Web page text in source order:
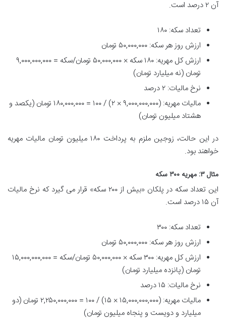
آن ۲ درصد است.
تعداد سکه: ۱۸۰
ارزش روز هر سکه: ۵۰,۰۰۰,۰۰۰ تومان
ارزش کل مهریه: ۱۸۰ سکه × ۵۰,۰۰۰,۰۰۰ تومان/سکه = ۹,۰۰۰,۰۰۰,۰۰۰
تومان (نه میلیارد تومان)
نرخ مالیات: ۲ درصد
مالیات مهریه: (۹,۰۰۰,۰۰۰,۰۰۰ × ۲) / ۱۰۰ = ۱۸۰,۰۰۰,۰۰۰ تومان (یکصد و
هشتاد میلیون تومان)
در این حالت، زوجین ملزم به پرداخت ۱۸۰ میلیون تومان مالیات مهریه
خواهند بود.
مثال ۳: مهریه ۳۰۰ سکه
این تعداد سکه در پلکان «بیش از ۲۰۰ سکه» قرار می گیرد که نرخ مالیات
آن ۱۵ درصد است.
تعداد سکه: ۳۰۰
ارزش روز هر سکه: ۵۰,۰۰۰,۰۰۰ تومان
ارزش کل مهریه: ۳۰۰ سکه × ۵۰,۰۰۰,۰۰۰ تومان/سکه = ۱۵,۰۰۰,۰۰۰,۰۰۰
تومان (پانزده میلیارد تومان)
نرخ مالیات: ۱۵ درصد
مالیات مهریه: (۱۵,۰۰۰,۰۰۰,۰۰۰ × ۱۵) / ۱۰۰ = ۲,۲۵۰,۰۰۰,۰۰۰ تومان (دو
میلیارد و دویست و پنجاه میلیون تومان)